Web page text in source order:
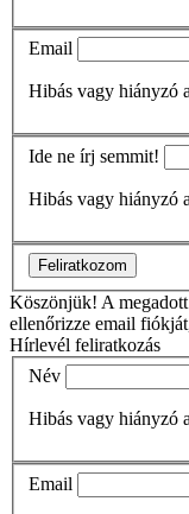
Email
Hibás vagy hiányzó
Ide ne írj semmit!
Hibás vagy hiányzó
Feliratkozom
Köszönjük! A
ellenőrizze email
Hírlevél feliratkozás
Név
Hibás vagy hiányzó
Email